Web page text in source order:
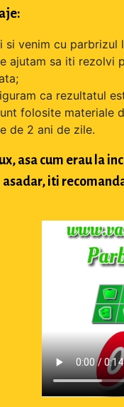
si venim cu
ajutam sa iti rezolvi
ca rezultatul
folosite materiale
de 2 ani de zile.
asa cum erau la
iti